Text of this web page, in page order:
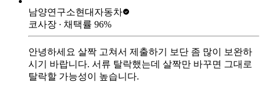
남양연구소현대자동차
코사장 ∙ 채택률 96%
안녕하세요 살짝 고쳐서 제출하기 보단 좀 많이 보완하
시기 바랍니다. 서류 탈락했는데 살짝만 바꾸면 그대로
탈락할 가능성이 높습니다.